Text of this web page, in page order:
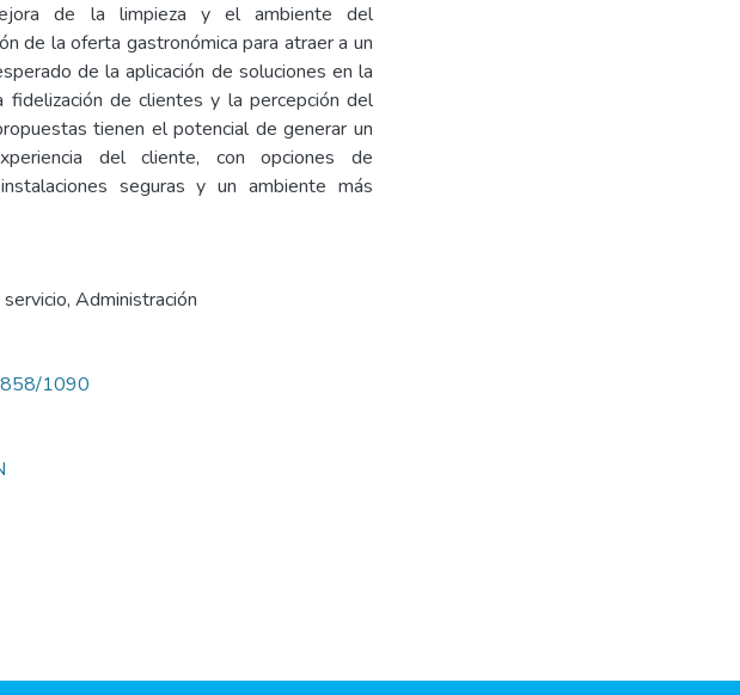
de la limpieza y el ambiente del
de la oferta gastronómica para atraer a un
de la aplicación de soluciones en la
de clientes y la percepción del
tienen el potencial de generar un
del cliente, con opciones de
seguras y un ambiente más
, Administración
1090